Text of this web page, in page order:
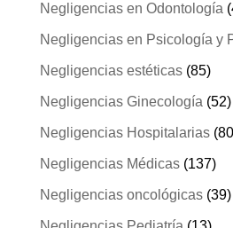
Negligencias en Odontología
Negligencias en Psicología y
Negligencias estéticas(85)
Negligencias Ginecología (52)
Negligencias Hospitalarias
Negligencias Médicas(137)
Negligencias oncológicas(39)